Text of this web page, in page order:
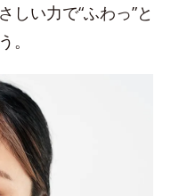
しい力で“ふわっ”と
。